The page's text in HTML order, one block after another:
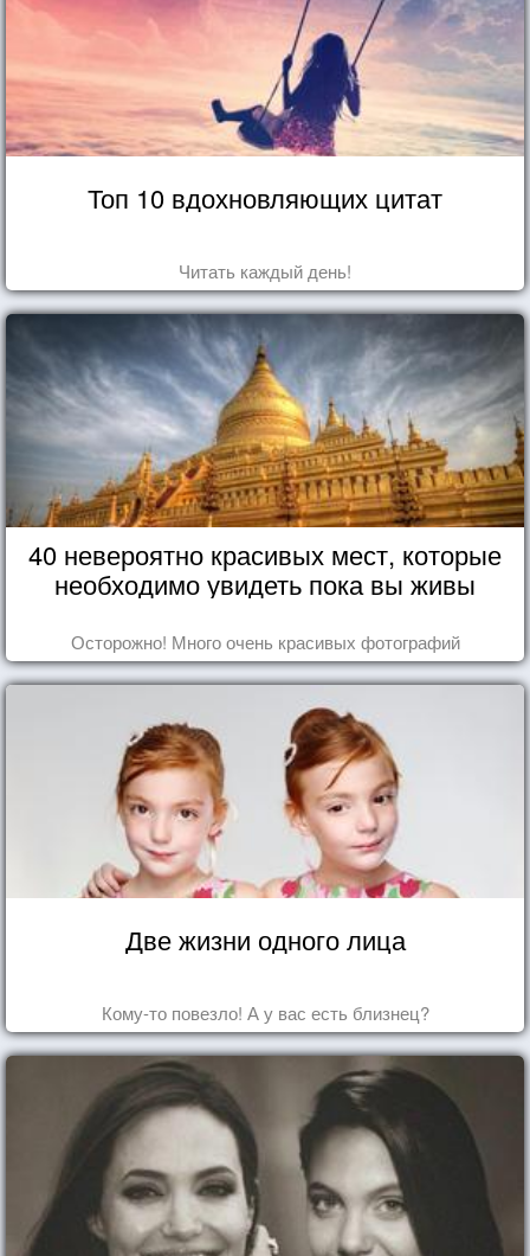
Топ 10 вдохновляющих цитат
Читать каждый день!
40 невероятно красивых мест, которые
необходимо увидеть пока вы живы
Осторожно! Много очень красивых фотографий
Две жизни одного лица
Кому-то повезло! А у вас есть близнец?